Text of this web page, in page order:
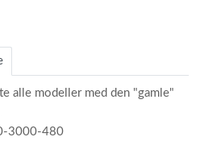
alle modeller med den "gamle"
3000-480